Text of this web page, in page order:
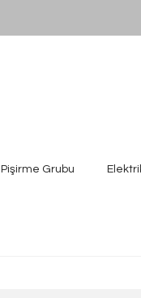
Pişirme Grubu